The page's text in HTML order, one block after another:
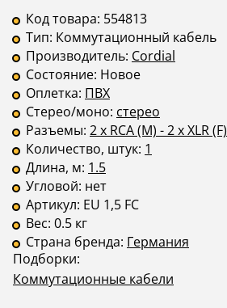
Код товара: 554813
Тип: Коммутационный кабель
Производитель: Cordial
Состояние: Новое
Оплетка: ПВХ
Стерео/моно: стерео
Разъемы: 2 x RCA (M) - 2 x XLR (F)
Количество, штук: 1
Длина, м: 1.5
Угловой: нет
Артикул: EU 1,5 FC
Вес: 0.5 кг
Страна бренда: Германия
Подборки:
Коммутационные кабели